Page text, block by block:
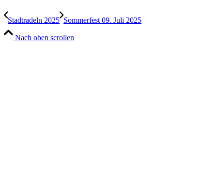
Stadtradeln 2025 Sommerfest 09. Juli 2025
Nach oben scrollen